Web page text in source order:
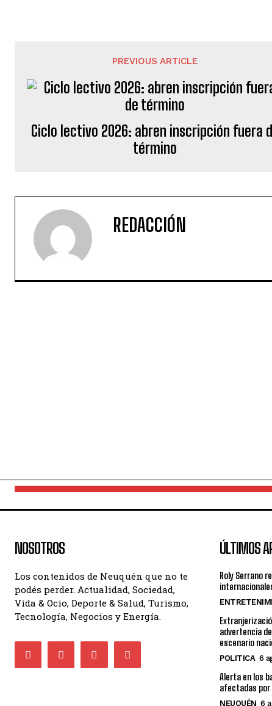
PREVIOUS ARTICLE
Ciclo lectivo 2026: abren inscripción fuera
término
REDACCIÓN
NOSOTROS
Los contenidos de Neuquén que no te
podés perder. Actualidad, Sociedad,
Vida & Ocio, Deporte & Salud, Turismo,
Tecnología, Negocios y Energía.
ÚLTIMOS
Roly Serrano
advertencia
escenario
POLITICA 6
Alerta en los
afectadas por
NEUQUÉN 6